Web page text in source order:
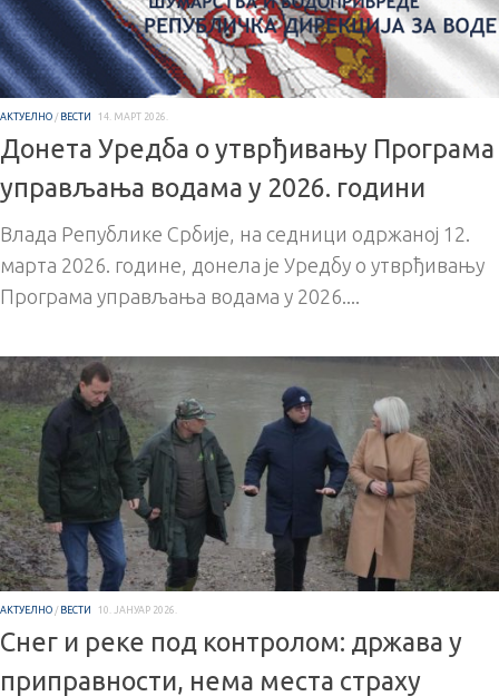
АКТУЕЛНО / ВЕСТИ 14. МАРТ 2026.
Донета Уредба о утврђивању Програма
управљања водама у 2026. години
Влада Републике Србије, на седници одржаној 12.
марта 2026. године, донела је Уредбу о утврђивању
Програма управљања водама у 2026....
АКТУЕЛНО / ВЕСТИ 10. ЈАНУАР 2026.
Снег и реке под контролом: држава у
приправности, нема места страху